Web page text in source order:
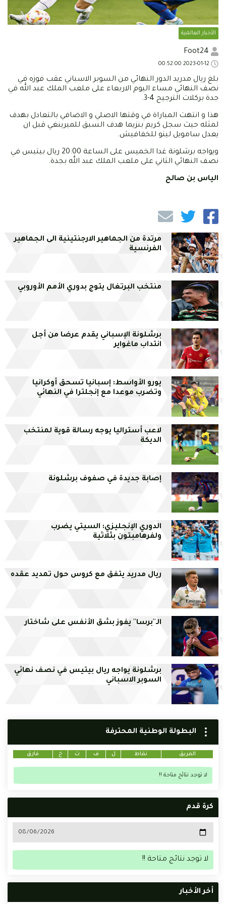
الأخبار العالمية
بلغ ريال مدريد الدور النهائي من السوبر الاسباني عقب فوزه في
نصف النهائي مساء اليوم الاربعاء على ملعب الملك عبد الله في
جدة بركلات الترجيح 4-3.
هذا و انتهت المباراة في وقتها الاصلي و الاضافي بالتعادل بهدف
لمثله حيث سجل كريم بنزيما هدف السبق للميرينغي قبل ان
يعدل سامويل لينو للخفافيش.
ويواجه برشلونة غدا الخميس على الساعة 20:00 ريال بيتيس في
نصف النهائي الثاني على ملعب الملك عبد الله بجدة.
الياس بن صالح
مرتدة من الجماهير الارجنتينية الى الجماهير
الفرنسية
منتخب البرتغال يتوج بدوري الأمم الأوروبي
برشلونة الإسباني يقدم عرضا من أجل
انتداب ماغواير
يورو الأواسط: إسبانيا تسحق أوكرانيا
وتضرب موعدا مع إنجلترا في النهائي
لاعب أستراليا يوجه رسالة قوية لمنتخب
الديكة
إصابة جديدة في صفوف برشلونة
الدوري الإنجليزي: السيتي يضرب
ولفرهامبتون بثلاثية
ريال مدريد يتفق مع كروس حول تمديد عقده
الـ''برسا'' يفوز بشق الأنفس على شاختار
برشلونة يواجه ريال بيتيس في نصف نهائي
السوبر الاسباني
البطولة الوطنية المحترفة
الفريق نقاط ل ف ت خ فارق
لا توجد نتائج متاحة !!
كرة قدم
لا توجد نتائج متاحة !!
أخر الأخبار